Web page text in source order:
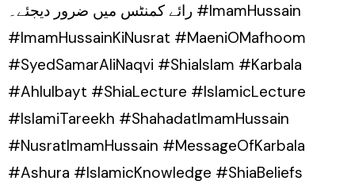
رائے کمنٹس میں ضرور دیجئے۔ #ImamHussain
#ImamHussainKiNusrat #MaeniOMafhoom
#SyedSamarAliNaqvi #ShiaIslam #Karbala
#Ahlulbayt #ShiaLecture #IslamicLecture
#IslamiTareekh #ShahadatImamHussain
#NusratImamHussain #MessageOfKarbala
#Ashura #IslamicKnowledge #ShiaBeliefs